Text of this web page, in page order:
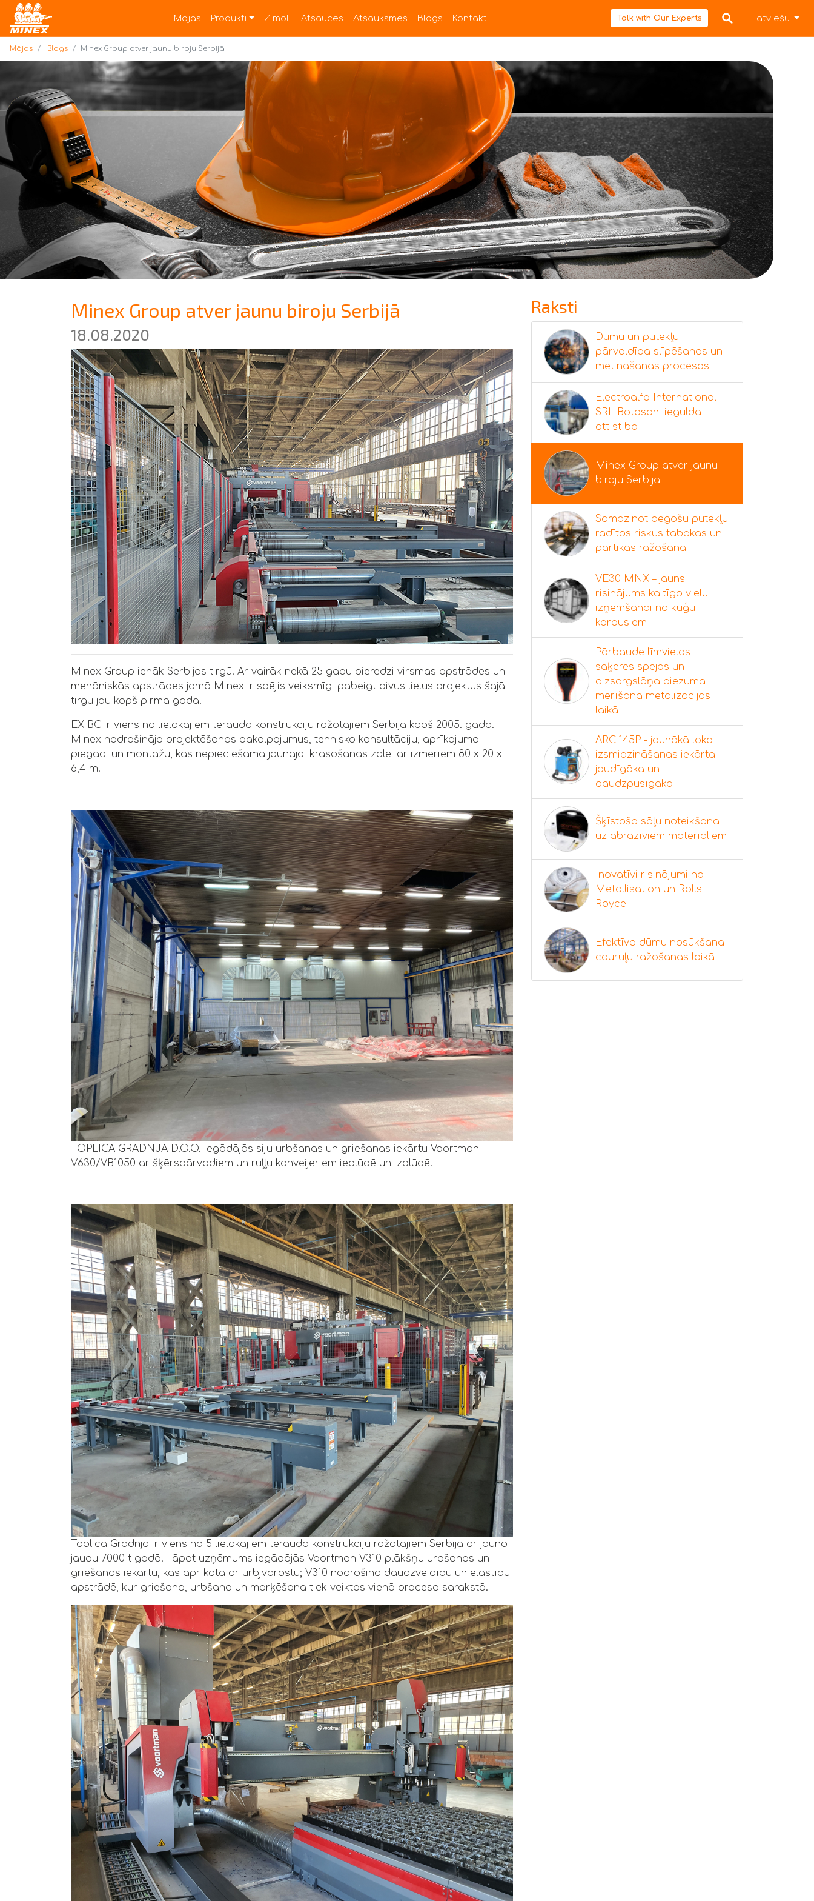
Mājas Produkti Zīmoli Atsauces Atsauksmes Blogs Kontakti Talk with Our Experts Latviešu
Mājas Blogs Minex Group atver jaunu biroju Serbijā
Minex Group atver jaunu biroju Serbijā
18.08.2020
Minex Group ienāk Serbijas tirgū. Ar vairāk nekā 25 gadu pieredzi virsmas apstrādes un
mehāniskās apstrādes jomā Minex ir spējis veiksmīgi pabeigt divus lielus projektus šajā
tirgū jau kopš pirmā gada.
EX BC ir viens no lielākajiem tērauda konstrukciju ražotājiem Serbijā kopš 2005. gada.
Minex nodrošināja projektēšanas pakalpojumus, tehnisko konsultāciju, aprīkojuma
piegādi un montāžu, kas nepieciešama jaunajai krāsošanas zālei ar izmēriem 80 x 20 x
6,4 m.
TOPLICA GRADNJA D.O.O. iegādājās siju urbšanas un griešanas iekārtu Voortman
V630/VB1050 ar šķērspārvadiem un ruļļu konveijeriem ieplūdē un izplūdē.
Toplica Gradnja ir viens no 5 lielākajiem tērauda konstrukciju ražotājiem Serbijā ar jauno
jaudu 7000 t gadā. Tāpat uzņēmums iegādājās Voortman V310 plākšņu urbšanas un
griešanas iekārtu, kas aprīkota ar urbjvārpstu; V310 nodrošina daudzveidību un elastību
apstrādē, kur griešana, urbšana un marķēšana tiek veiktas vienā procesa sarakstā.
Raksti
Dūmu un putekļu
pārvaldība slīpēšanas un
metināšanas procesos
Electroalfa International
SRL Botosani iegulda
attīstībā
Minex Group atver jaunu
biroju Serbijā
Samazinot degošu putekļu
radītos riskus tabakas un
pārtikas ražošanā
VE30 MNX – jauns
risinājums kaitīgo vielu
izņemšanai no kuģu
korpusiem
Pārbaude līmvielas
saķeres spējas un
aizsargslāņa biezuma
mērīšana metalizācijas
laikā
ARC 145P - jaunākā loka
izsmidzināšanas iekārta -
jaudīgāka un
daudzpusīgāka
Šķīstošo sāļu noteikšana
uz abrazīviem materiāliem
Inovatīvi risinājumi no
Metallisation un Rolls
Royce
Efektīva dūmu nosūkšana
cauruļu ražošanas laikā